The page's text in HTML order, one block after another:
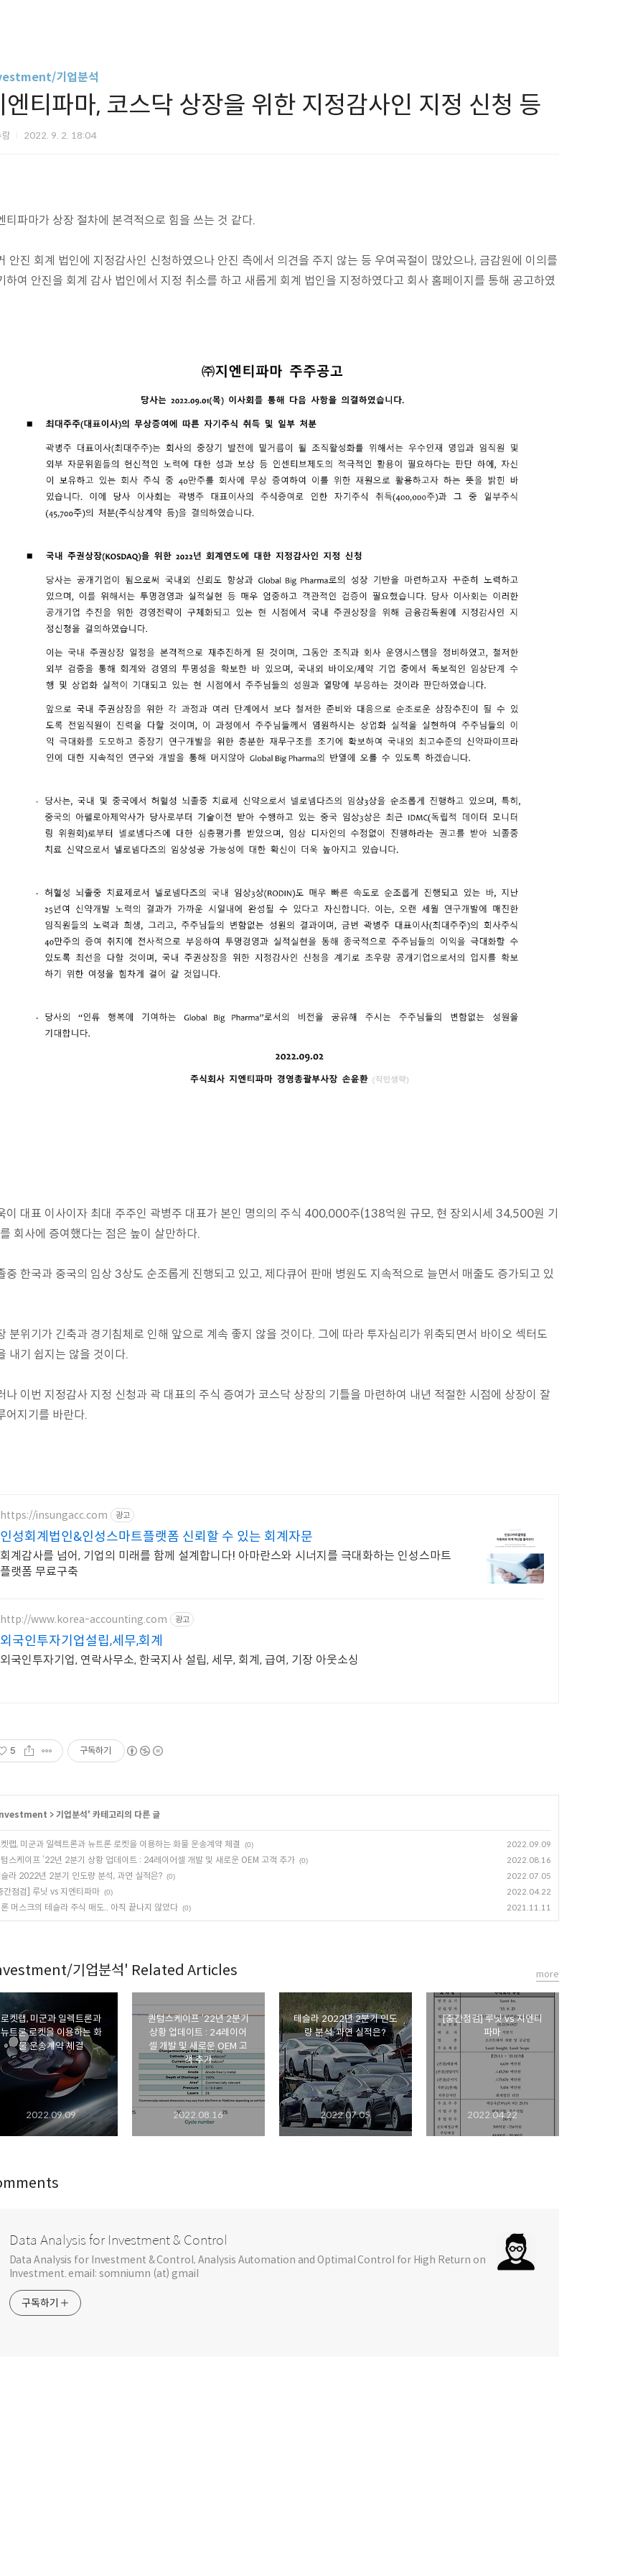
기업분석
엔티파마, 코스닥 상장을 위한 지정감사인 지정 신청 등
2022. 9. 2. 18:04
티파마가 상장 절차에 본격적으로 힘을 쓰는 것 같다.
안진 회계 법인에 지정감사인 신청하였으나 안진 측에서 의견을 주지 않는 등 우여곡절이 많았으나, 금감원에 이의를
하여 안진을 회계 감사 법인에서 지정 취소를 하고 새롭게 회계 법인을 지정하였다고 회사 홈페이지를 통해 공고하였
이 대표 이사이자 최대 주주인 곽병주 대표가 본인 명의의 주식 400,000주(138억원 규모, 현 장외시세 34,500원 기
회사에 증여했다는 점은 높이 살만하다.
중 한국과 중국의 임상 3상도 순조롭게 진행되고 있고, 제다큐어 판매 병원도 지속적으로 늘면서 매출도 증가되고 있
분위기가 긴축과 경기침체로 인해 앞으로 계속 좋지 않을 것이다. 그에 따라 투자심리가 위축되면서 바이오 섹터도
내기 쉽지는 않을 것이다.
나 이번 지정감사 지정 신청과 곽 대표의 주식 증여가 코스닥 상장의 기틀을 마련하여 내년 적절한 시점에 상장이 잘
어지기를 바란다.
https://insungacc.com 광고
인성회계법인&인성스마트플랫폼 신뢰할 수 있는 회계자문
회계감사를 넘어, 기업의 미래를 함께 설계합니다! 아마란스와 시너지를 극대화하는 인성스마트
플랫폼 무료구축
http://www.korea-accounting.com 광고
외국인투자기업설립,세무,회계
외국인투자기업, 연락사무소, 한국지사 설립, 세무, 회계, 급여, 기장 아웃소싱
5 구독하기
> 기업분석' 카테고리의 다른 글
랩, 미군과 일렉트론과 뉴트론 로켓을 이용하는 화물 운송계약 체결 (0) 2022.09.09
스케이프 ‘22년 2분기 상황 업데이트 : 24레이어셀 개발 및 새로운 OEM 고객 추가 (0) 2022.08.16
라 2022년 2분기 인도량 분석, 과연 실적은? (0) 2022.07.05
간점검] 루닛 vs 지엔티파마 (0) 2022.04.22
머스크의 테슬라 주식 매도.. 아직 끝나지 않았다 (0) 2021.11.11
기업분석' Related Articles
로켓랩, 미군과 일렉트론과
뉴트론 로켓을 이용하는 화
물 운송계약 체결
2022.09.09
퀀텀스케이프 ‘22년 2분기
상황 업데이트 : 24레이어
셀 개발 및 새로운 OEM 고
객 추가
2022.08.16
테슬라 2022년 2분기 인도
량 분석, 과연 실적은?
2022.07.05
[중간점검] 루닛 vs 지엔티
파마
2022.04.22
more
Data Analysis for Investment & Control
Data Analysis for Investment & Control, Analysis Automation and Optimal Control for High Return on
Investment. email: somniumn (at) gmail
구독하기